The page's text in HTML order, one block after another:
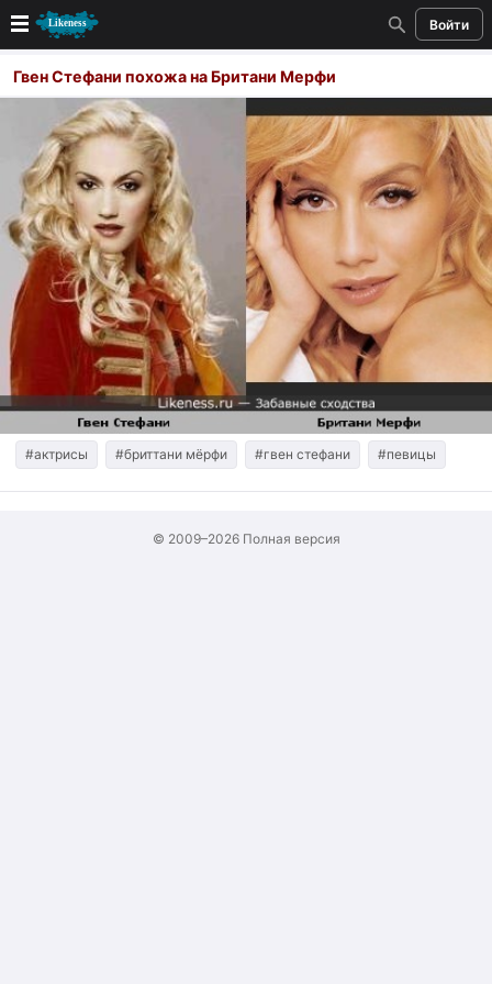
Войти
Новые
Лучшие
Голосование
Кандидаты
Случайное сходство 👍
Создать сходство
Для публикации необходима авторизация
Поиск
Гвен Стефани похожа на Британи Мерфи
#актрисы #бриттани мёрфи #гвен стефани #певицы
© 2009–2026 Полная версия